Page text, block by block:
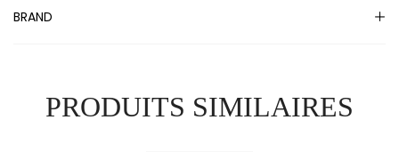
BRAND
PRODUITS SIMILAIRES